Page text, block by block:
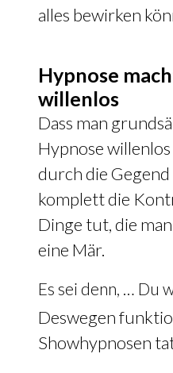
alles bewirken
Hypnose
willenlos
Dass man
Hypnose willenlos
durch die
komplett die
Dinge tut, die
eine Mär.
Es sei denn, … Du
Deswegen
Showhypnosen